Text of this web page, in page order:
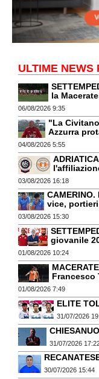
ULTIME NEWS
la
06/08/2026 9:35
"La
Azzurra
04/08/2026 5:55
03/08/2026 16:18
vice,
03/08/2026 15:30
giovanile
01/08/2026 10:24
Francesco
01/08/2026 7:49
ELITE
31/07/2026
31/07/2026
30/07/2026 15:44